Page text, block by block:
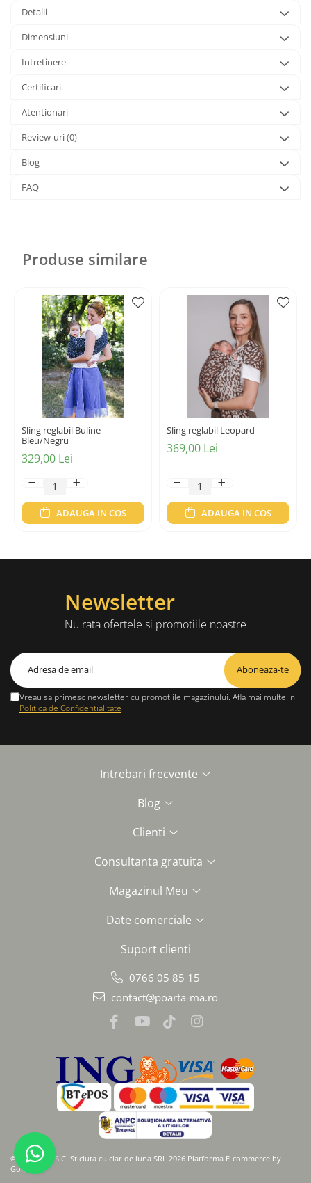
Detalii
Dimensiuni
Intretinere
Certificari
Atentionari
Review-uri(0)
Blog
FAQ
Produse similare
Sling reglabil Buline
Bleu/Negru
329,00 Lei
ADAUGA IN COS
Sling reglabil Leopard
369,00 Lei
ADAUGA IN COS
Newsletter
Nu rata ofertele si promotiile noastre
Vreau sa primesc newsletter cu promotiile magazinului. Afla mai multe in
Politica de Confidentialitate
Intrebari frecvente
Blog
Clienti
Consultanta gratuita
Magazinul Meu
Date comerciale
Suport clienti
0766 05 85 15
contact@poarta-ma.ro
©Copyright S.C. Sticluta cu clar de luna SRL 2026 Platforma E-commerce by
Gomag